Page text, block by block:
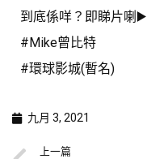
到底係咩？即睇片喇▶️
#Mike曾比特
#環球影城(暫名)
九月 3, 2021
上一篇